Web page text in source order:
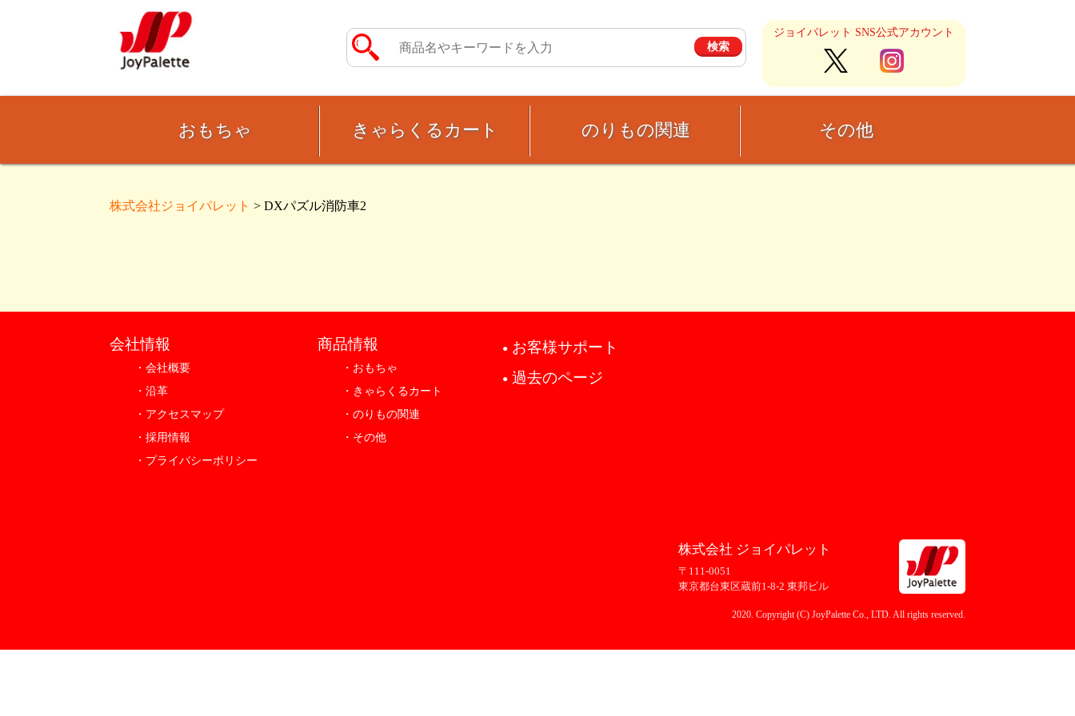
ジョイパレット SNS公式アカウント
おもちゃ きゃらくるカート のりもの関連 その他
株式会社ジョイパレット > DXパズル消防車2
会社情報
・会社概要
・沿革
・アクセスマップ
・採用情報
・プライバシーポリシー
商品情報
・おもちゃ
・きゃらくるカート
・のりもの関連
・その他
● お客様サポート
● 過去のページ
株式会社 ジョイパレット
〒111-0051
東京都台東区蔵前1-8-2 東邦ビル
2020. Copyright (C) JoyPalette Co., LTD. All rights reserved.